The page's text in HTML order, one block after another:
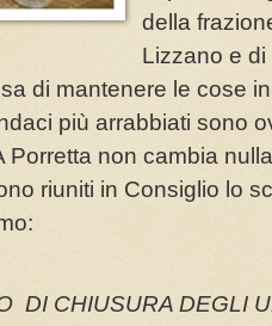
della
Lizzano e
di mantenere le cose
più arrabbiati sono
Porretta non cambia
riuniti in Consiglio lo
DI CHIUSURA DEGLI